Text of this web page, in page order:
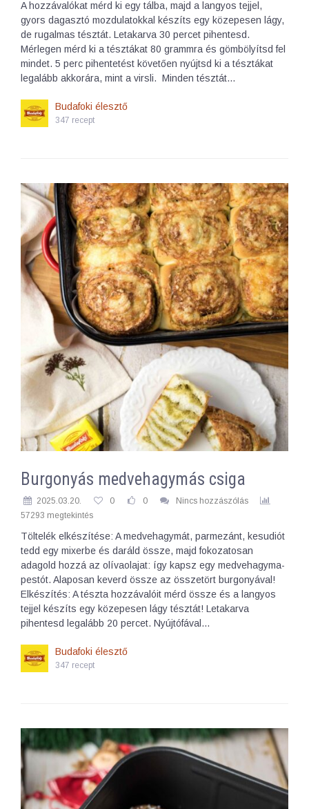
A hozzávalókat mérd ki egy tálba, majd a langyos tejjel,
gyors dagasztó mozdulatokkal készíts egy közepesen lágy,
de rugalmas tésztát. Letakarva 30 percet pihentesd.
Mérlegen mérd ki a tésztákat 80 grammra és gömbölyítsd fel
mindet. 5 perc pihentetést követően nyújtsd ki a tésztákat
legalább akkorára, mint a virsli. Minden tésztát…
Budafoki élesztő
347 recept
Burgonyás medvehagymás csiga
2025.03.20. 0 0
Nincs hozzászólás
57293 megtekintés
Töltelék elkészítése: A medvehagymát, parmezánt, kesudiót
tedd egy mixerbe és daráld össze, majd fokozatosan
adagold hozzá az olívaolajat: így kapsz egy medvehagyma-
pestót. Alaposan keverd össze az összetört burgonyával!
Elkészítés: A tészta hozzávalóit mérd össze és a langyos
tejjel készíts egy közepesen lágy tésztát! Letakarva
pihentesd legalább 20 percet. Nyújtófával…
Budafoki élesztő
347 recept